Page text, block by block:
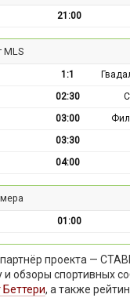
21:00
MLS
1:1
02:30
03:00
03:30
04:00
01:00
проекта —
и обзоры спортивных
, а также